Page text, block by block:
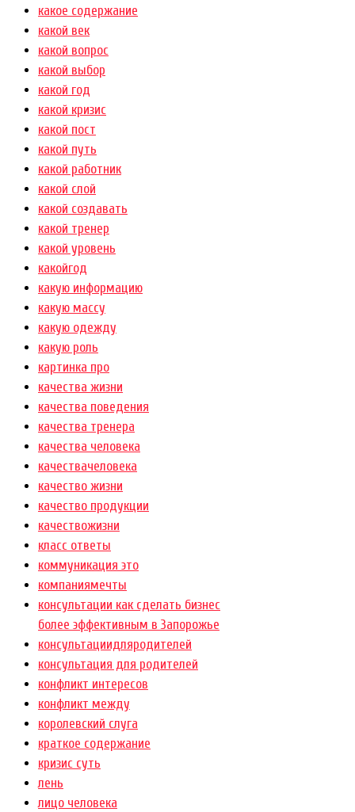
какое содержание
какой век
какой вопрос
какой выбор
какой год
какой кризис
какой пост
какой путь
какой работник
какой слой
какой создавать
какой тренер
какой уровень
какойгод
какую информацию
какую массу
какую одежду
какую роль
картинка про
качества жизни
качества поведения
качества тренера
качества человека
качествачеловека
качество жизни
качество продукции
качествожизни
класс ответы
коммуникация это
компаниямечты
консультации как сделать бизнес
более эффективным в Запорожье
консультациидляродителей
консультация для родителей
конфликт интересов
конфликт между
королевский слуга
краткое содержание
кризис суть
лень
лицо человека